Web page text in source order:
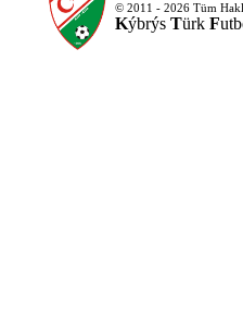
© 2011 - 2026 Tüm
Kýbrýs Türk F